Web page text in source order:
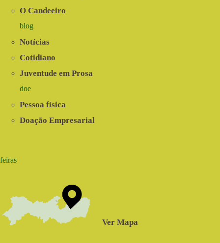
O Candeeiro
blog
Notícias
Cotidiano
Juventude em Prosa
doe
Pessoa física
Doação Empresarial
feiras
Ver Mapa